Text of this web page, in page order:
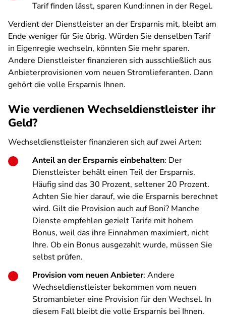
Tarif finden lässt, sparen Kund:innen in der Regel.
Verdient der Dienstleister an der Ersparnis mit, bleibt am
Ende weniger für Sie übrig. Würden Sie denselben Tarif
in Eigenregie wechseln, könnten Sie mehr sparen.
Andere Dienstleister finanzieren sich ausschließlich aus
Anbieterprovisionen vom neuen Stromlieferanten. Dann
gehört die volle Ersparnis Ihnen.
Wie verdienen Wechseldienstleister ihr
Geld?
Wechseldienstleister finanzieren sich auf zwei Arten:
Anteil an der Ersparnis einbehalten: Der
Dienstleister behält einen Teil der Ersparnis.
Häufig sind das 30 Prozent, seltener 20 Prozent.
Achten Sie hier darauf, wie die Ersparnis berechnet
wird. Gilt die Provision auch auf Boni? Manche
Dienste empfehlen gezielt Tarife mit hohem
Bonus, weil das ihre Einnahmen maximiert, nicht
Ihre. Ob ein Bonus ausgezahlt wurde, müssen Sie
selbst prüfen.
Provision vom neuen Anbieter: Andere
Wechseldienstleister bekommen vom neuen
Stromanbieter eine Provision für den Wechsel. In
diesem Fall bleibt die volle Ersparnis bei Ihnen.